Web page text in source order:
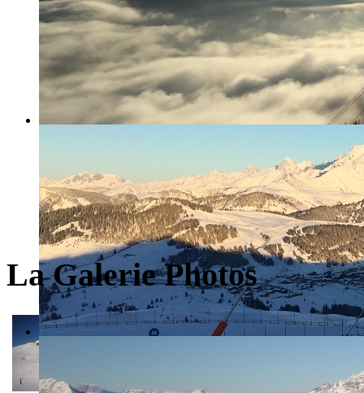
La Galerie Photos